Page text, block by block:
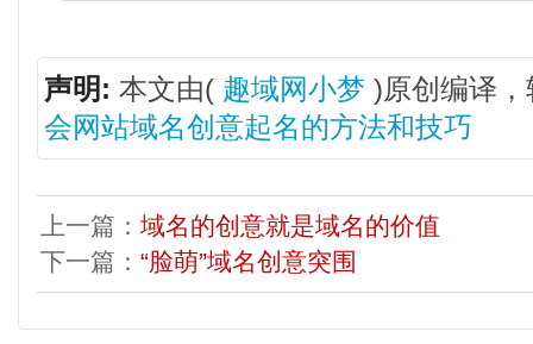
声明: 本文由( 趣域网小梦 )原创编译
会网站域名创意起名的方法和技巧
上一篇： 域名的创意就是域名的价值
下一篇： “脸萌”域名创意突围